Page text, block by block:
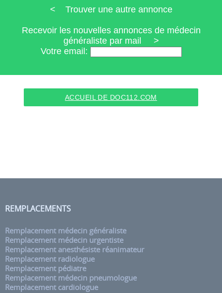
< Trouver une autre annonce
Recevoir les nouvelles annonces de médecin
généraliste par mail >
Votre email:
ACCUEIL DE DOC112.COM
REMPLACEMENTS
Remplacement médecin généraliste
Remplacement médecin urgentiste
Remplacement anesthésiste réanimateur
Remplacement radiologue
Remplacement pédiatre
Remplacement médecin pneumologue
Remplacement cardiologue